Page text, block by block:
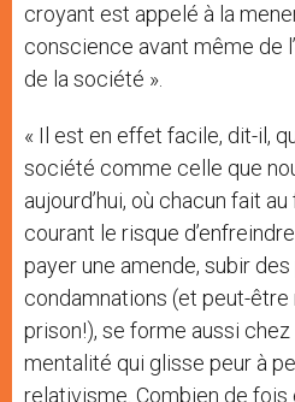
croyant est appelé à la
conscience avant même de
de la société ».
« Il est en effet facile, dit-il,
société comme celle que
aujourd’hui, où chacun fait
courant le risque
payer une amende, subir
condamnations (et peut-
prison!), se forme aussi
mentalité qui glisse peur à
relativisme. Combien de fois